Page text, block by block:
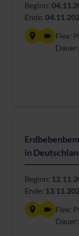
Beginn:
Ende:
Flex:
Dauer:
in
Beginn:
Ende:
Flex:
Dauer: